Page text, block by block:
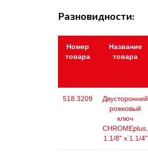
Разновидности:
Номер
товара
Название
товара
518.3209
Двусторонний
рожковый
ключ
CHROMEplus,
1.1/8" x 1.1/4"